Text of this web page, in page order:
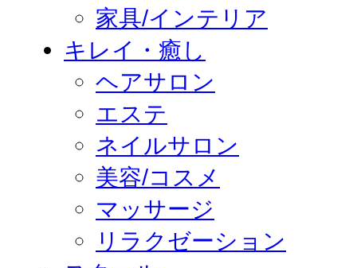
家具/インテリア
キレイ・癒し
ヘアサロン
エステ
ネイルサロン
美容/コスメ
マッサージ
リラクゼーション